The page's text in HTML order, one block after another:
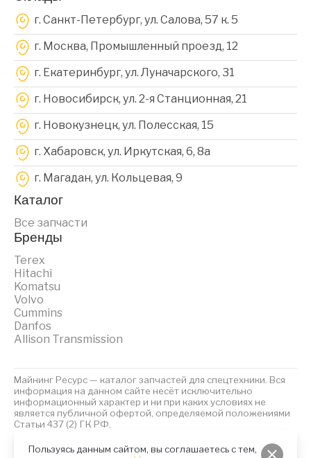
Пользуясь данным сайтом, вы соглашаетесь с тем,
г. Санкт-Петербург, ул. Салова, 57 к. 5
г. Москва, Промышленный проезд, 12
г. Екатеринбург, ул. Луначарского, 31
г. Новосибирск, ул. 2-я Станционная, 21
г. Новокузнецк, ул. Полесская, 15
г. Хабаровск, ул. Иркутская, 6, 8a
г. Магадан, ул. Кольцевая, 9
Каталог
Все запчасти
Бренды
Terex
Hitachi
Komatsu
Volvo
Cummins
Danfos
Allison Transmission
Майнинг Ресурс — каталог запчастей для спецтехники. Вся
информация на данном сайте несёт исключительно
информационный характер и ни при каких условиях не
является публичной офертой, определяемой положениями
Статьи 437 (2) ГК РФ.
Политика обработки персональных данныхФайлы Cookies